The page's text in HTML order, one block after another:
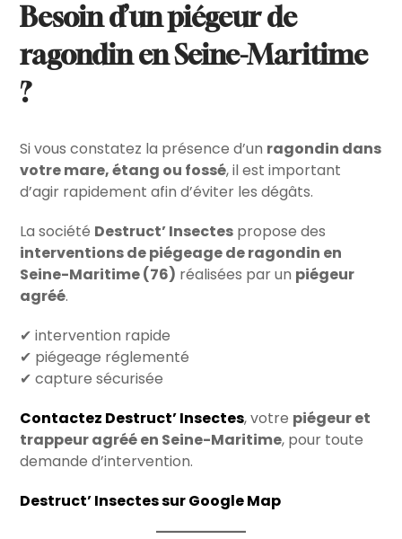
Besoin d’un piégeur de
ragondin en Seine-Maritime
?
Si vous constatez la présence d’un ragondin dans
votre mare, étang ou fossé, il est important
d’agir rapidement afin d’éviter les dégâts.
La société Destruct’ Insectes propose des
interventions de piégeage de ragondin en
Seine-Maritime (76) réalisées par un piégeur
agréé.
✔ intervention rapide
✔ piégeage réglementé
✔ capture sécurisée
Contactez Destruct’ Insectes, votre piégeur et
trappeur agréé en Seine-Maritime, pour toute
demande d’intervention.
Destruct’ Insectes sur Google Map